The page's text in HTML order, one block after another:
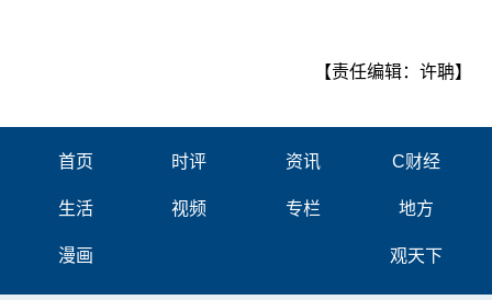
【责任编辑：许聃】
首页 时评 资讯 C财经
生活 视频 专栏 地方
漫画 观天下